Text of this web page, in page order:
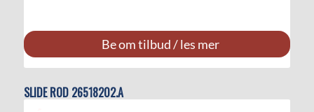
Be om tilbud / les mer
SLIDE ROD 26518202.A